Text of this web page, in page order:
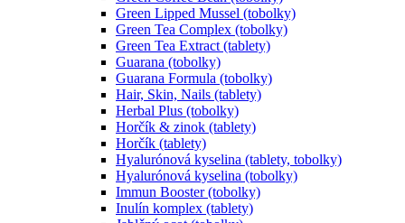
Green Lipped Mussel (tobolky)
Green Tea Complex (tobolky)
Green Tea Extract (tablety)
Guarana (tobolky)
Guarana Formula (tobolky)
Hair, Skin, Nails (tablety)
Herbal Plus (tobolky)
Horčík & zinok (tablety)
Horčík (tablety)
Hyalurónová kyselina (tablety, tobolky)
Hyalurónová kyselina (tobolky)
Immun Booster (tobolky)
Inulín komplex (tablety)